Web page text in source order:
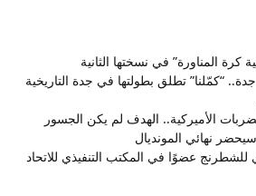
كرة المناورة” في نسختها الثانية
“كمّلنا” تطلق بطولتها في جدة التاريخية
الأميركية.. الهدف لم يكن الجسور
نهائي المونديال
للشطرنج عضوًا في المكتب التنفيذي للاتحاد